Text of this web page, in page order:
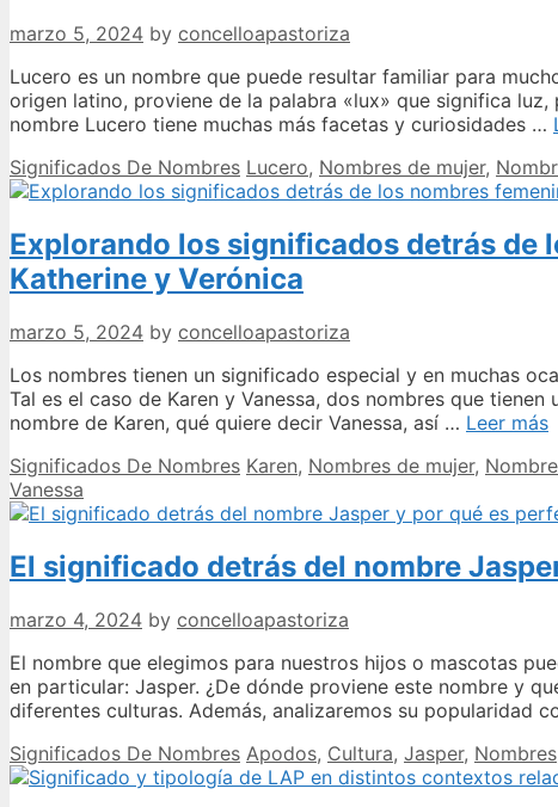
marzo 5, 2024 by concelloapastoriza
Lucero es un nombre que puede resultar familiar para
origen latino, proviene de la palabra «lux» que significa
nombre Lucero tiene muchas más facetas y curiosidades …
Categories
Significados De Nombres Tags
Lucero, Nombres de mujer,
Explorando los significados detrás de
Katherine y Verónica
marzo 5, 2024 by concelloapastoriza
Los nombres tienen un significado especial y en muchas
Tal es el caso de Karen y Vanessa, dos nombres que
nombre de Karen, qué quiere decir Vanessa, así … Leer más
y
Categories
Significados De Nombres Tags
Karen, Nombres de mujer,
Vanessa
El significado detrás del nombre
marzo 4, 2024 by concelloapastoriza
El nombre que elegimos para nuestros hijos o mascotas
en particular: Jasper. ¿De dónde proviene este nombre y
diferentes culturas. Además, analizaremos su popularidad
Categories
Significados De Nombres Tags
Apodos, Cultura, Jasper, Nombres